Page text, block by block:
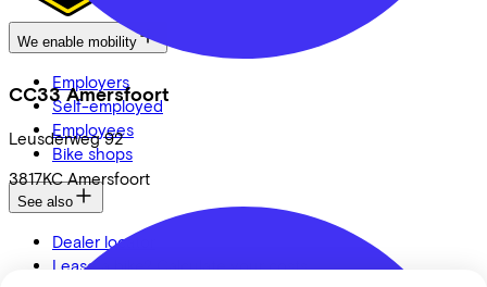
CC33 Amersfoort
Leusderweg 92
3817KC Amersfoort
We enable mobility
Employers
Self-employed
Employees
Bike shops
See also
Dealer locator
Lease a bike? Calculate your costs